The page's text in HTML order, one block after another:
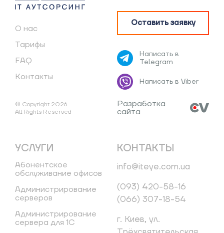
О нас
Тарифы
FAQ
Контакты
© Copyright 2026
All Rights Reserved
УСЛУГИ
Абонентское
обслуживание офисов
Администрирование
серверов
Администрирование
сервера для 1С
КОНТАКТЫ
info@iteye.com.ua
(093) 420-58-16
(066) 307-18-54
г. Киев, ул.
Оставить заявку
Написать в
Telegram
Написать в Viber
Разработка
сайта